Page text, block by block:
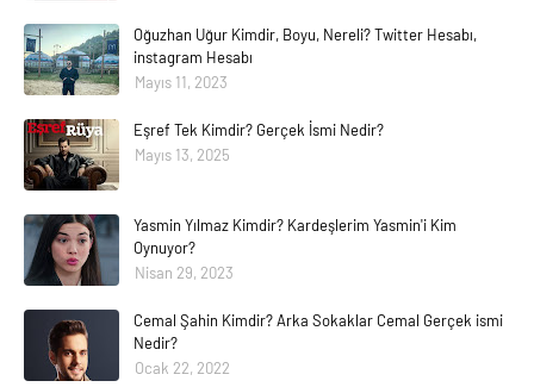
Oğuzhan Uğur Kimdir, Boyu, Nereli? Twitter Hesabı,
instagram Hesabı
Mayıs 11, 2023
Eşref Tek Kimdir? Gerçek İsmi Nedir?
Mayıs 13, 2025
Yasmin Yılmaz Kimdir? Kardeşlerim Yasmin'i Kim
Oynuyor?
Nisan 29, 2023
Cemal Şahin Kimdir? Arka Sokaklar Cemal Gerçek ismi
Nedir?
Ocak 22, 2022